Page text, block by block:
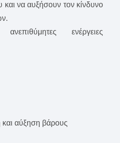
και να αυξήσουν τον κίνδυνο
ενέργειες
αύξηση βάρους